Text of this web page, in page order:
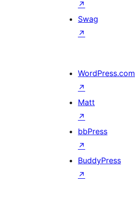
↗
Swag
↗
WordPress.com
↗
Matt
↗
bbPress
↗
BuddyPress
↗